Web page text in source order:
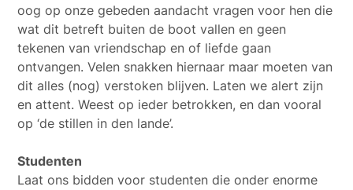
oog op onze gebeden aandacht vragen voor hen die
wat dit betreft buiten de boot vallen en geen
tekenen van vriendschap en of liefde gaan
ontvangen. Velen snakken hiernaar maar moeten van
dit alles (nog) verstoken blijven. Laten we alert zijn
en attent. Weest op ieder betrokken, en dan vooral
op ‘de stillen in den lande’.
Studenten
Laat ons bidden voor studenten die onder enorme